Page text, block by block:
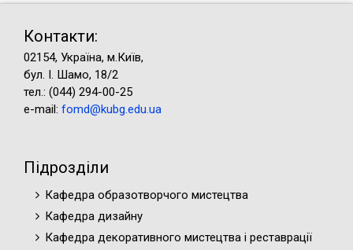
Контакти:
02154, Україна, м.Київ,
бул. І. Шамо, 18/2
тел.: (044) 294-00-25
e-mail: fomd@kubg.edu.ua
Підрозділи
Кафедра образотворчого мистецтва
Кафедра дизайну
Кафедра декоративного мистецтва і реставрації